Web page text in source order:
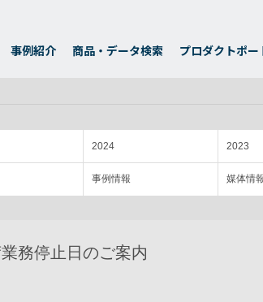
事例紹介 商品・データ検索 プロダクトポー
2024 2023
事例情報 媒体情
務停止日のご案内